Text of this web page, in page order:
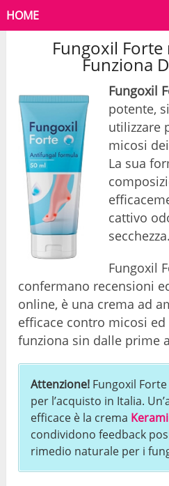
HOME
Fungoxil Forte
Funziona
Fungoxil
potente,
utilizzare
micosi
La sua
cattivo
secchezza.
Fungoxil
confermano recensioni
online, è una crema ad
efficace contro micosi
funziona sin dalle prime
Attenzione! Fungoxil
per l’acquisto in Italia.
efficace è la crema
condividono feedback
rimedio naturale per i